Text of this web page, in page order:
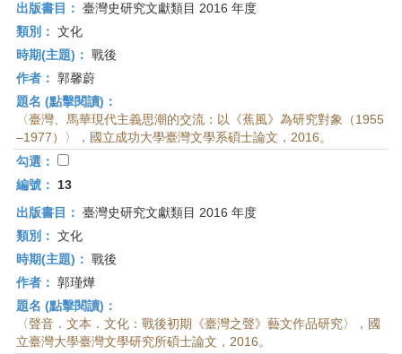
出版書目： 臺灣史研究文獻類目 2016 年度
類別： 文化
時期(主題)： 戰後
作者： 郭馨蔚
題名 (點擊閱讀)：
〈臺灣、馬華現代主義思潮的交流：以《蕉風》為研究對象（1955
–1977）〉，國立成功大學臺灣文學系碩士論文，2016。
勾選：
編號：
13
出版書目： 臺灣史研究文獻類目 2016 年度
類別： 文化
時期(主題)： 戰後
作者： 郭瑾燁
題名 (點擊閱讀)：
〈聲音．文本．文化：戰後初期《臺灣之聲》藝文作品研究〉，國
立臺灣大學臺灣文學研究所碩士論文，2016。